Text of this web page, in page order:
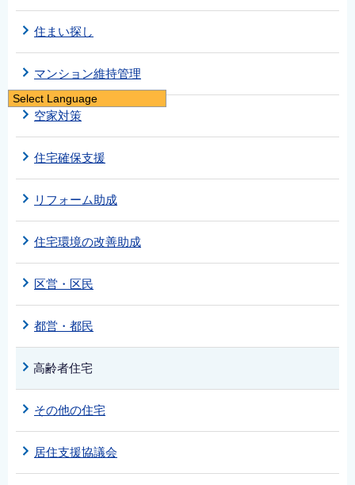
住まい探し
マンション維持管理
空家対策
住宅確保支援
リフォーム助成
住宅環境の改善助成
区営・区民
都営・都民
高齢者住宅
その他の住宅
居住支援協議会
Select Language
日本語
繁體中文
한국어
नेपाली
Filipino